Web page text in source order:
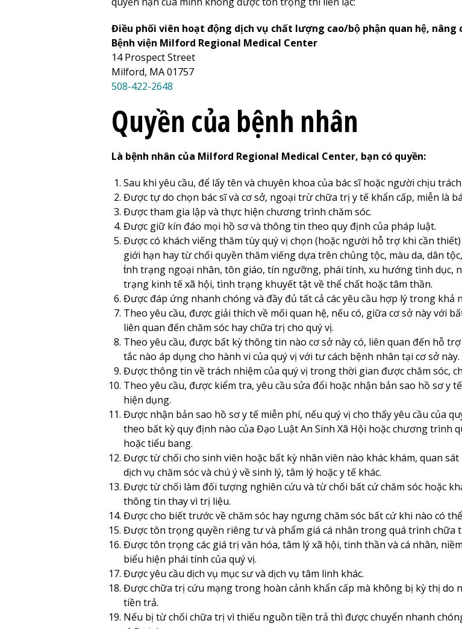
Điều phối viên hoạt động dịch vụ chất lượng cao/bộ phận quan hệ, nâng
Bệnh viện Milford Regional Medical Center
14 Prospect Street
Milford, MA 01757
508-422-2648
Quyền của bệnh nhân
Là bệnh nhân của Milford Regional Medical Center, bạn có quyền:
Sau khi yêu cầu, để lấy tên và chuyên khoa của bác sĩ hoặc người chịu
Được tự do chọn bác sĩ và cơ sở, ngoại trừ chữa trị y tế khẩn cấp, miễn là
Được tham gia lập và thực hiện chương trình chăm sóc.
Được giữ kín đáo mọi hồ sơ và thông tin theo quy định của pháp luật.
Được có khách viếng thăm tùy quý vị chọn (hoặc người hỗ trợ khi cần
giới hạn hay từ chối quyền thăm viếng dựa trên chủng tộc, màu da, dân
t́nh trạng ngoại nhân, tôn giáo, tín ngưỡng, phái tính, xu hướng tình dục,
trạng kinh tế xã hội, tình trạng khuyết tật về thể chất hoặc tâm thần.
Được đáp ứng nhanh chóng và đầy đủ tất cả các yêu cầu hợp lý trong khả
Theo yêu cầu, được giải thích về mối quan hệ, nếu có, giữa cơ sở này với
liên quan đến chăm sóc hay chữa trị cho quý vị.
Theo yêu cầu, được bất kỳ thông tin nào cơ sở này có, liên quan đến hỗ
tắc nào áp dụng cho hành vi của quý vị với tư cách bệnh nhân tại cơ sở này.
Được thông tin về trách nhiệm của quý vị trong thời gian được chăm sóc,
Theo yêu cầu, được kiểm tra, yêu cầu sửa đổi hoặc nhận bản sao hồ sơ y
hiện dụng.
Được nhận bản sao hồ sơ y tế miễn phí, nếu quý vị cho thấy yêu cầu của
theo bất kỳ quy định nào của Đạo Luật An Sinh Xã Hội hoặc chương trình
hoặc tiểu bang.
Được từ chối cho sinh viên hoặc bất kỳ nhân viên nào khác khám, quan
dịch vụ chăm sóc và chú ý về sinh lý, tâm lý hoặc y tế khác.
Được từ chối làm đối tượng nghiên cứu và từ chối bất cứ chăm sóc hoặc
thông tin thay vì trị liệu.
Được cho biết trước về chăm sóc hay ngưng chăm sóc bất cứ khi nào có
Được tôn trọng quyền riêng tư và phẩm giá cá nhân trong quá trình chữa
Được tôn trọng các giá trị văn hóa, tâm lý xã hội, tinh thần và cá nhân,
biểu hiện phái tính của quý vị.
Được yêu cầu dịch vụ mục sư và dịch vụ tâm linh khác.
Được chữa trị cứu mạng trong hoàn cảnh khẩn cấp mà không bị kỳ thị do
tiền trả.
Nếu bị từ chối chữa trị vì thiếu nguồn tiền trả thì được chuyển nhanh